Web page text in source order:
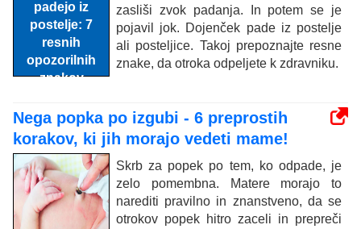
zasliši zvok padanja. In potem se je
pojavil jok. Dojenček pade iz postelje
ali posteljice. Takoj prepoznajte resne
znake, da otroka odpeljete k zdravniku.
Nega popka po izgubi - 6 preprostih
korakov, ki jih morajo vedeti mame!
Skrb za popek po tem, ko odpade, je
zelo pomembna. Matere morajo to
narediti pravilno in znanstveno, da se
otrokov popek hitro zaceli in prepreči